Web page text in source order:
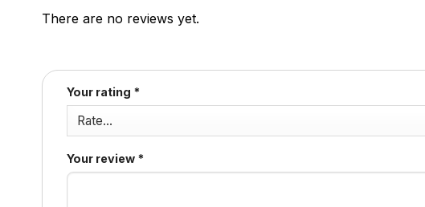
There are no reviews yet.
Your rating *
Your review *